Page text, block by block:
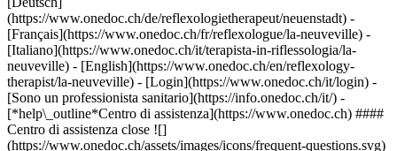
(https://www.onedoc.ch/de/reflexologietherapeut/neuenstadt) -
[Français](https://www.onedoc.ch/fr/reflexologue/la-neuveville) -
[Italiano](https://www.onedoc.ch/it/terapista-in-riflessologia/la-
neuveville) - [English](https://www.onedoc.ch/en/reflexology-
therapist/la-neuveville) - [Login](https://www.onedoc.ch/it/login) -
[Sono un professionista sanitario](https://info.onedoc.ch/it/) -
[*help\_outline*Centro di assistenza](https://www.onedoc.ch) ####
Centro di assistenza close ![]
(https://www.onedoc.ch/assets/images/icons/frequent-questions.svg)